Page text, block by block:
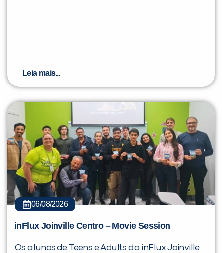
Leia mais...
06/08/2026
inFlux Joinville Centro – Movie Session
Os alunos de Teens e Adults da inFlux Joinville